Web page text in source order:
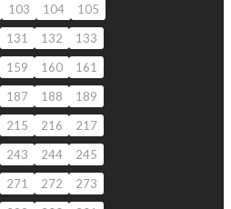
103 104
105
131 132
133
159 160
161
187 188
189
215 216
217
243 244
245
271 272
273